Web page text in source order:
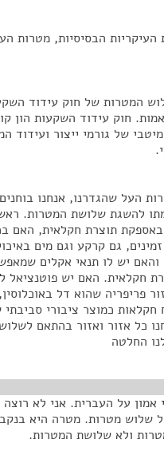
הבסיסיות, מטרות
המטרות של חוק עידוד
חוק עידוד השקעות הון
של גורמי ייצור ועידוד
העל שהגדרנו, אנחנו
להשגת שלושת המטרות.
תוצרת חקלאית, האם
גם קרקע וגם מים
והאם יש לו תנאי אקלים
חקלאית. האם יש פוטנציאל
פריפריה שהוא דל
חקלאות כמוצר ציבורי סביבתי
כל אזור ואזור בהתאם
החלטה
אמון על העברית. אני לא רוצה
שלוש מטרות. מטרה היא
ולא שלושת המטרות.